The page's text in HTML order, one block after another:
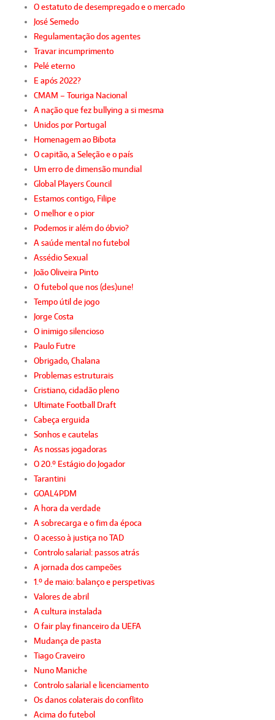
O estatuto de desempregado e o mercado
José Semedo
Regulamentação dos agentes
Travar incumprimento
Pelé eterno
E após 2022?
CMAM – Touriga Nacional
A nação que fez bullying a si mesma
Unidos por Portugal
Homenagem ao Bibota
O capitão, a Seleção e o país
Um erro de dimensão mundial
Global Players Council
Estamos contigo, Filipe
O melhor e o pior
Podemos ir além do óbvio?
A saúde mental no futebol
Assédio Sexual
João Oliveira Pinto
O futebol que nos (des)une!
Tempo útil de jogo
Jorge Costa
O inimigo silencioso
Paulo Futre
Obrigado, Chalana
Problemas estruturais
Cristiano, cidadão pleno
Ultimate Football Draft
Cabeça erguida
Sonhos e cautelas
As nossas jogadoras
O 20.º Estágio do Jogador
Tarantini
GOAL4PDM
A hora da verdade
A sobrecarga e o fim da época
O acesso à justiça no TAD
Controlo salarial: passos atrás
A jornada dos campeões
1.º de maio: balanço e perspetivas
Valores de abril
A cultura instalada
O fair play financeiro da UEFA
Mudança de pasta
Tiago Craveiro
Nuno Maniche
Controlo salarial e licenciamento
Os danos colaterais do conflito
Acima do futebol